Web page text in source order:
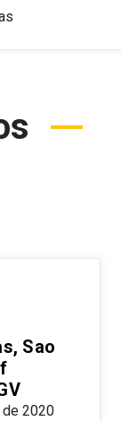
Sao
2020